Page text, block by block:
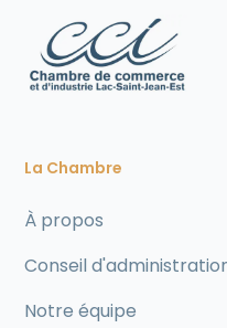
La Chambre
À propos
Conseil
Notre équipe